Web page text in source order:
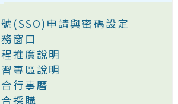
(SSO)申請與密碼設定
窗口
推廣說明
專區說明
行事曆
採購